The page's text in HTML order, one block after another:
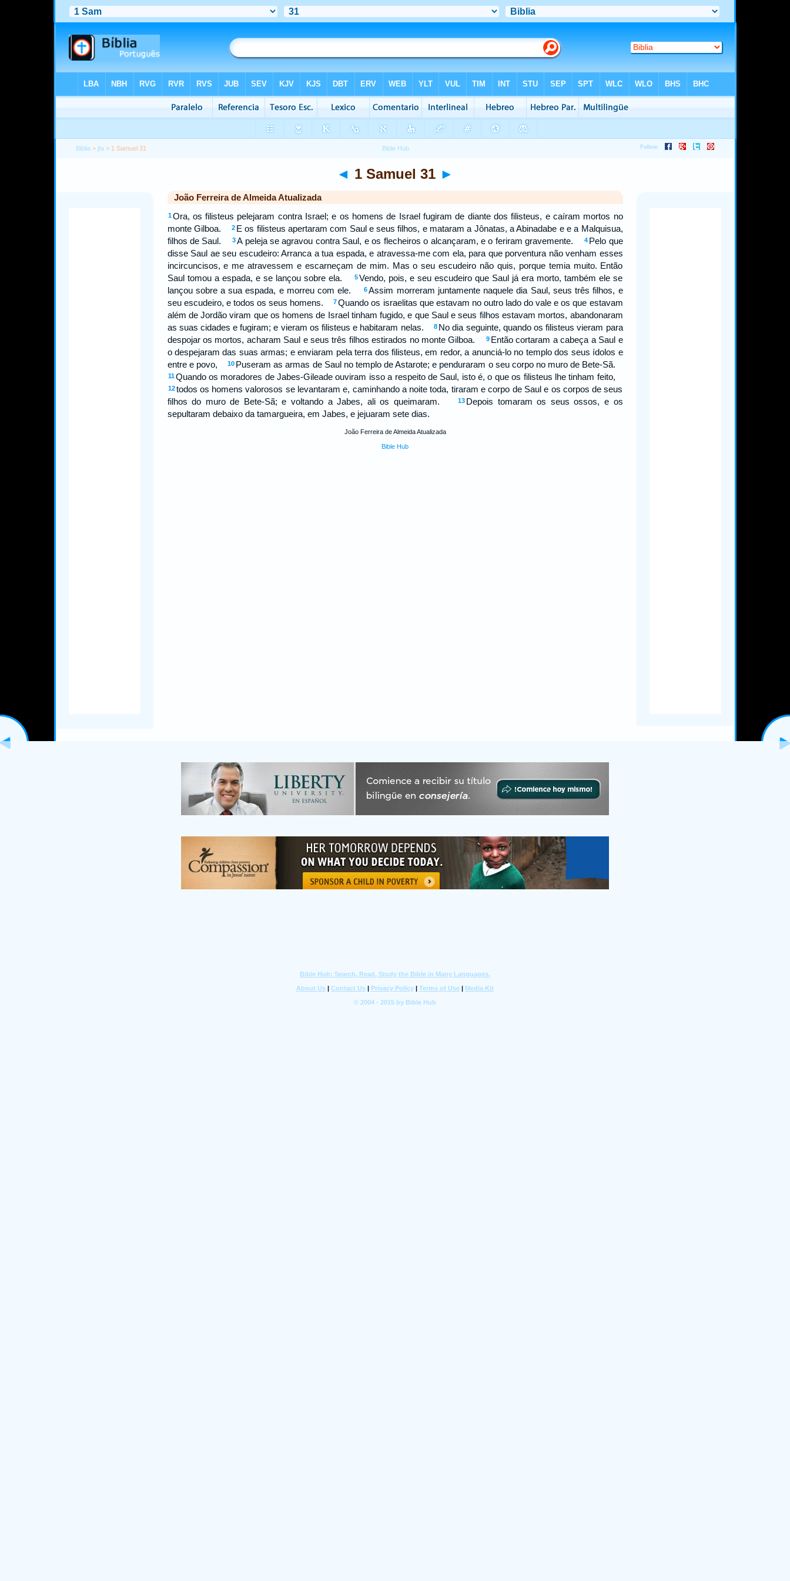
Biblia > jfa > 1 Samuel 31
◄ 1 Samuel 31 ►
João Ferreira de Almeida Atualizada
1 Ora, os filisteus pelejaram contra Israel; e os homens de Israel fugiram de diante dos filisteus, e caíram mortos no
monte Gilboa.
2 E os filisteus apertaram com Saul e seus filhos, e mataram a Jônatas, a Abinadabe e e a Malquisua,
filhos de Saul.
3A peleja se agravou contra Saul, e os flecheiros o alcançaram, e o feriram gravemente. 4 Pelo que
disse Saul ae seu escudeiro: Arranca a tua espada, e atravessa-me com ela, para que porventura não venham esses
incircuncisos, e me atravessem e escarneçam de mim. Mas o seu escudeiro não quis, porque temia muito. Então
Saul tomou a espada, e se lançou sobre ela.
5Vendo, pois, e seu escudeiro que Saul já era morto, também ele se
lançou sobre a sua espada, e morreu com ele.
6Assim morreram juntamente naquele dia Saul, seus três filhos, e
seu escudeiro, e todos os seus homens.
7Quando os israelitas que estavam no outro lado do vale e os que estavam
além de Jordão viram que os homens de Israel tinham fugido, e que Saul e seus filhos estavam mortos, abandonaram
as suas cidades e fugiram; e vieram os filisteus e habitaram nelas.
8 No dia seguinte, quando os filisteus vieram para
despojar os mortos, acharam Saul e seus três filhos estirados no monte Gilboa.
9 Então cortaram a cabeça a Saul e
o despejaram das suas armas; e enviaram pela terra dos filisteus, em redor, a anunciá-lo no templo dos seus ídolos e
entre e povo,
10 Puseram as armas de Saul no templo de Astarote; e penduraram o seu corpo no muro de Bete-Sã.
11 Quando os moradores de Jabes-Gileade ouviram isso a respeito de Saul, isto é, o que os filisteus lhe tinham feito,
12 todos os homens valorosos se levantaram e, caminhando a noite toda, tiraram e corpo de Saul e os corpos de seus
filhos do muro de Bete-Sã; e voltando a Jabes, ali os queimaram.
13 Depois tomaram os seus ossos, e os
sepultaram debaixo da tamargueira, em Jabes, e jejuaram sete dias.
João Ferreira de Almeida Atualizada
Bible Hub